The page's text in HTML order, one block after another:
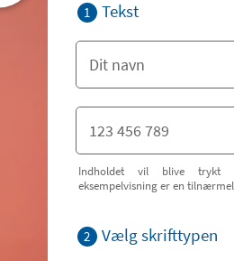
1 Tekst
Indholdet vil blive trykt
eksempelvisning er en
2 Vælg skrifttypen